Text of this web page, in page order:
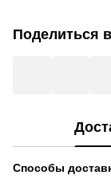
Поделиться
Способы